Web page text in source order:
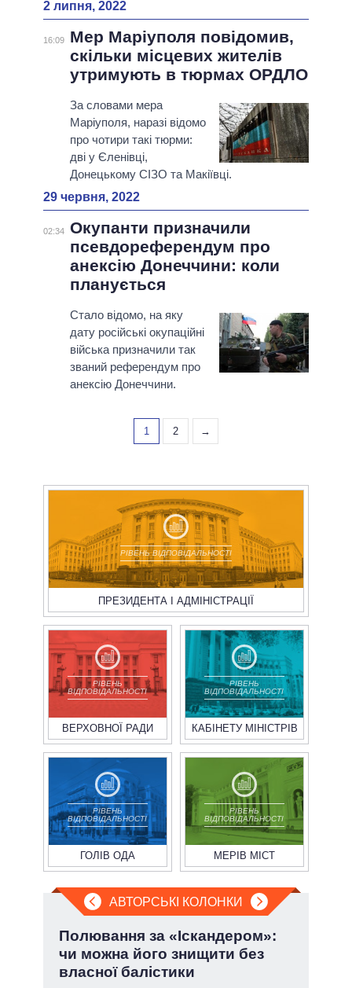
2 липня, 2022
16:09
Мер Маріуполя повідомив,
скільки місцевих жителів
утримують в тюрмах ОРДЛО
За словами мера
Маріуполя, наразі відомо
про чотири такі тюрми:
дві у Єленівці,
Донецькому СІЗО та Макіївці.
29 червня, 2022
02:34 Окупанти призначили
псевдореферендум про
анексію Донеччини: коли
планується
Стало відомо, на яку
дату російські окупаційні
війська призначили так
званий референдум про
анексію Донеччини.
1 2 →
РІВЕНЬ ВІДПОВІДАЛЬНОСТІ
ПРЕЗИДЕНТА І АДМІНІСТРАЦІЇ
РІВЕНЬ
ВІДПОВІДАЛЬНОСТІ
ВЕРХОВНОЇ РАДИ
РІВЕНЬ
ВІДПОВІДАЛЬНОСТІ
КАБІНЕТУ МІНІСТРІВ
РІВЕНЬ
ВІДПОВІДАЛЬНОСТІ
ГОЛІВ ОДА
РІВЕНЬ
ВІДПОВІДАЛЬНОСТІ
МЕРІВ МІСТ
АВТОРСЬКІ КОЛОНКИ
Полювання за «Іскандером»:
чи можна його знищити без
власної балістики